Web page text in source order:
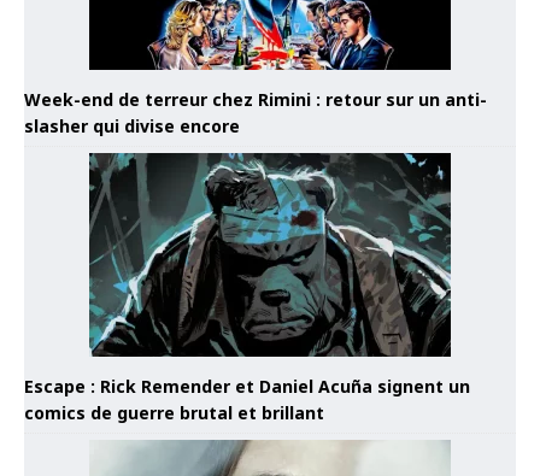
Week-end de terreur chez Rimini : retour sur un anti-
slasher qui divise encore
Escape : Rick Remender et Daniel Acuña signent un
comics de guerre brutal et brillant